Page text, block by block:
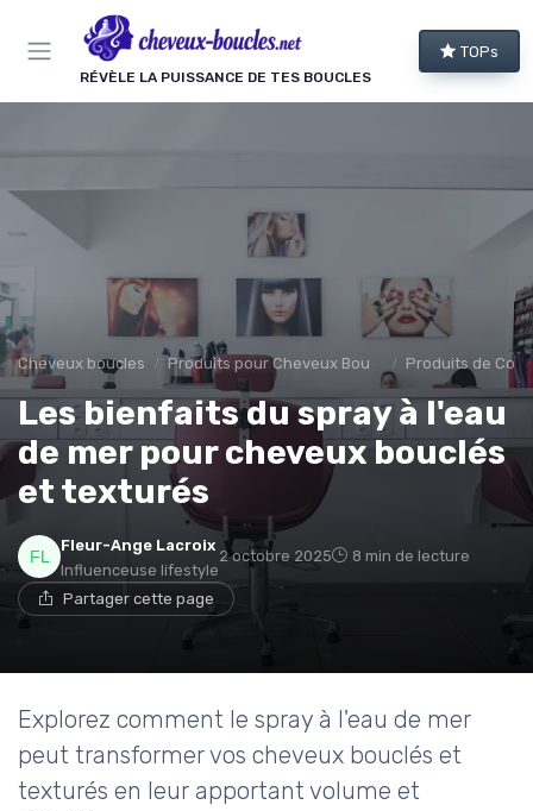
RÉVÈLE LA PUISSANCE DE TES BOUCLES
TOPs
Cheveux boucles Produits pour Cheveux Bouclés et Texturés Produits de
Les bienfaits du spray à l'eau
de mer pour cheveux bouclés
et texturés
Fleur-Ange Lacroix
Influenceuse lifestyle
2 octobre 2025 8 min de lecture
Partager cette page
Explorez comment le spray à l'eau de mer
peut transformer vos cheveux bouclés et
texturés en leur apportant volume et
Panneau de gestion des cookies